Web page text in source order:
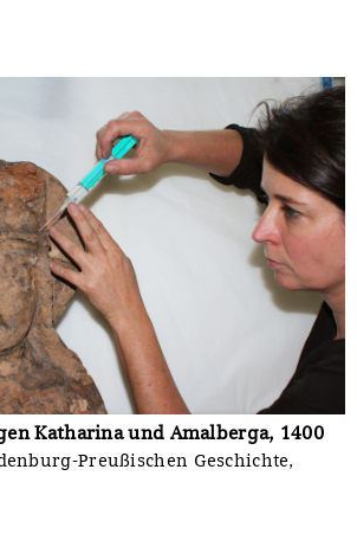
Katharina und Amalberga, 1400
Preußischen Geschichte,